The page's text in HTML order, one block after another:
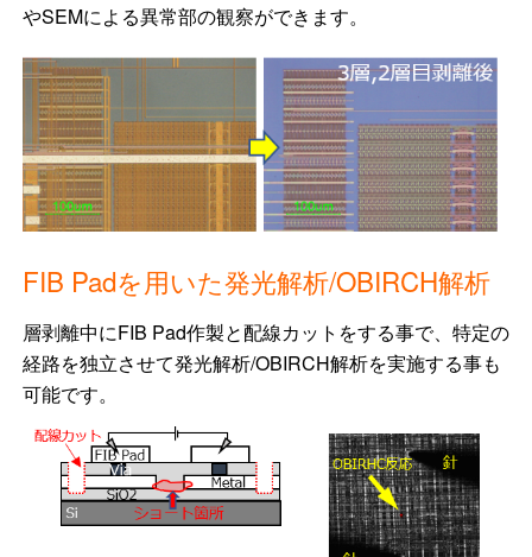
やSEMによる異常部の観察ができます。
FIB Padを用いた発光解析/OBIRCH解析
層剥離中にFIB Pad作製と配線カットをする事で、特定の
経路を独立させて発光解析/OBIRCH解析を実施する事も
可能です。